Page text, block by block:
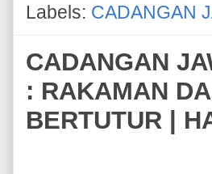
Labels: CADANGAN
CADANGAN
: RAKAMAN
BERTUTUR |